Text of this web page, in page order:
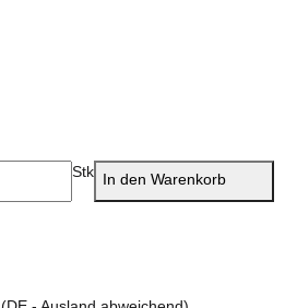
Stk In den Warenkorb